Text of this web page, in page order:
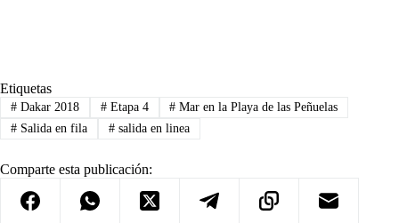
Etiquetas
#Dakar 2018 #Etapa 4 # Mar en la Playa de las Peñuelas
#Salida en fila #salida en linea
Comparte esta publicación: